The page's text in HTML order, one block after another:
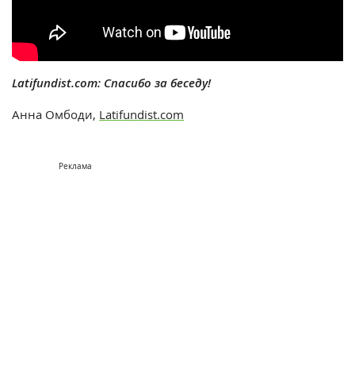
Latifundist.com: Спасибо за беседу!
Анна Омбоди, Latifundist.com
Реклама